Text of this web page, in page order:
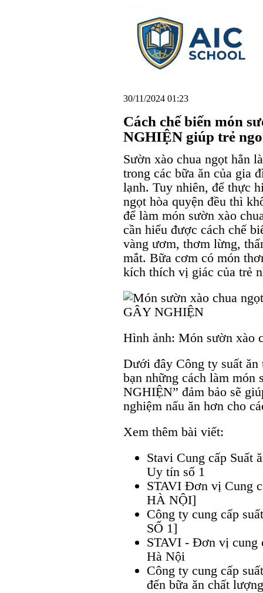
30/11/2024 01:23
Cách chế biến món
NGHIỆN giúp trẻ
Sườn xào chua ngọt hẳn
trong các bữa ăn của gia
lạnh. Tuy nhiên, để thực
ngọt hòa quyện đều thì
để làm món sườn xào
cần hiểu được cách chế
vàng ươm, thơm lừng,
mắt. Bữa cơm có món
kích thích vị giác của trẻ
Hình ảnh: Món sườn xào
Dưới đây Công ty suất ăn
bạn những cách làm món
NGHIỆN” đảm bảo sẽ
nghiệm nấu ăn hơn cho
Xem thêm bài viết:
Stavi Cung cấp Suất
Uy tín số 1
STAVI Đơn vị Cung
HÀ NỘI]
Công ty cung cấp
SỐ 1]
STAVI - Đơn vị cung
Hà Nội
Công ty cung cấp
đến bữa ăn chất